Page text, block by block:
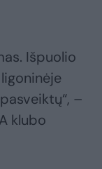
Išpuolio
–
klubo